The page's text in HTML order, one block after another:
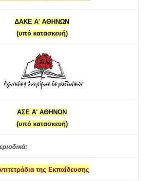
ΔΑΚΕ Α' ΑΘΗΝΩΝ
(υπό κατασκευή)
ΑΣΕ Α' ΑΘΗΝΩΝ
(υπό κατασκευή)
της Εκπαίδευσης